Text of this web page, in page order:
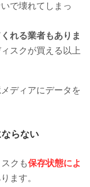
で壊れてしまっ
れる業者もありま
スクが買える以上
ディアにデータを
らない
クも保存状態によ
ます。